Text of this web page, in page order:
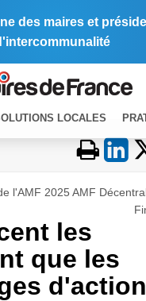
des maires et
LOCALES
l'AMF 2025 AMF
les
que les
d'action